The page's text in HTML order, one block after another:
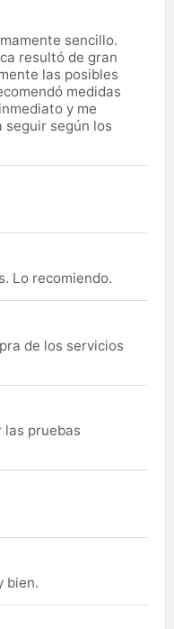
sencillo.
resultó de gran
las posibles
medidas
y me
seguir según los
Lo recomiendo.
de los servicios
las pruebas
bien.